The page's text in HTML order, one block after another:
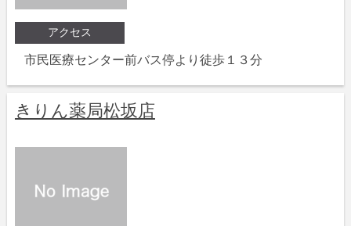
アクセス
市民医療センター前バス停より徒歩１３分
きりん薬局松坂店